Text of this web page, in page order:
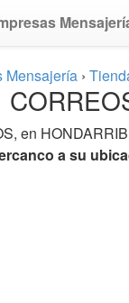
Mensajería ›
en
a su